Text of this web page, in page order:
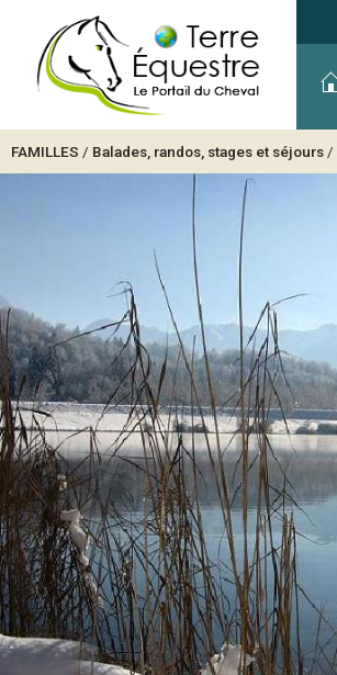
FAMILLES / Balades, randos, stages et séjours /